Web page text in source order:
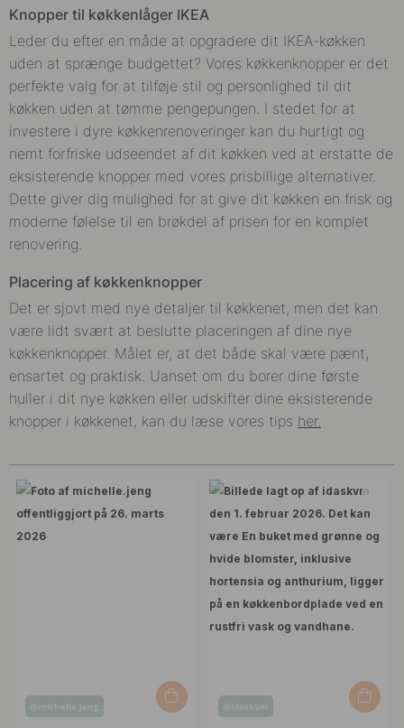
Knopper til køkkenlåger IKEA
Leder du efter en måde at opgradere dit IKEA-køkken
uden at sprænge budgettet? Vores køkkenknopper er det
perfekte valg for at tilføje stil og personlighed til dit
køkken uden at tømme pengepungen. I stedet for at
investere i dyre køkkenrenoveringer kan du hurtigt og
nemt forfriske udseendet af dit køkken ved at erstatte de
eksisterende knopper med vores prisbillige alternativer.
Dette giver dig mulighed for at give dit køkken en frisk og
moderne følelse til en brøkdel af prisen for en komplet
renovering.
Placering af køkkenknopper
Det er sjovt med nye detaljer til køkkenet, men det kan
være lidt svært at beslutte placeringen af dine nye
køkkenknopper. Målet er, at det både skal være pænt,
ensartet og praktisk. Uanset om du borer dine første
huller i dit nye køkken eller udskifter dine eksisterende
knopper i køkkenet, kan du læse vores tips her.
Opslag
@michelle.jeng
Opslag
@idaskvm